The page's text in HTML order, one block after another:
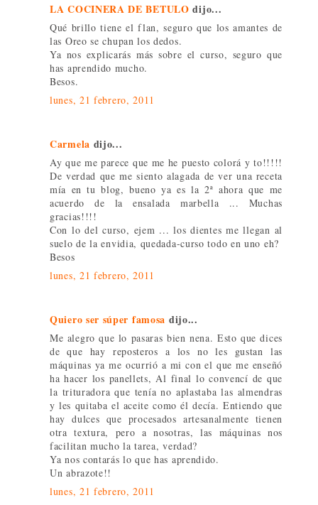
LA COCINERA DE BETULO dijo...
Qué brillo tiene el flan, seguro que los amantes de
las Oreo se chupan los dedos.
Ya nos explicarás más sobre el curso, seguro que
has aprendido mucho.
Besos.
lunes, 21 febrero, 2011
Carmela dijo...
Ay que me parece que me he puesto colorá y to!!!!!
De verdad que me siento alagada de ver una receta
mía en tu blog, bueno ya es la 2ª ahora que me
acuerdo de la ensalada marbella ... Muchas
gracias!!!!
Con lo del curso, ejem ... los dientes me llegan al
suelo de la envidia, quedada-curso todo en uno eh?
Besos
lunes, 21 febrero, 2011
Quiero ser súper famosa dijo...
Me alegro que lo pasaras bien nena. Esto que dices
de que hay reposteros a los no les gustan las
máquinas ya me ocurrió a mi con el que me enseñó
ha hacer los panellets, Al final lo convencí de que
la trituradora que tenía no aplastaba las almendras
y les quitaba el aceite como él decía. Entiendo que
hay dulces que procesados artesanalmente tienen
otra textura, pero a nosotras, las máquinas nos
facilitan mucho la tarea, verdad?
Ya nos contarás lo que has aprendido.
Un abrazote!!
lunes, 21 febrero, 2011